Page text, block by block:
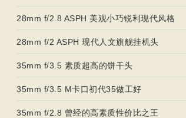
28mm f/2.8 ASPH 美观小巧锐利现代风格
28mm f/2 ASPH 现代人文旗舰挂机头
35mm f/3.5 素质超高的饼干头
35mm f/3.5 M卡口初代35做工好
35mm f/2.8 曾经的高素质性价比之王